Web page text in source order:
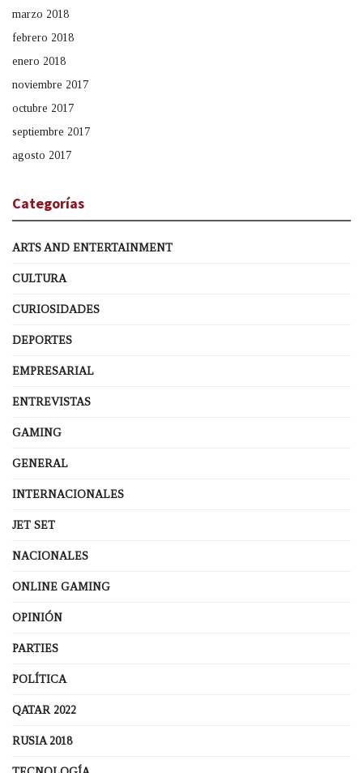
marzo 2018
febrero 2018
enero 2018
noviembre 2017
octubre 2017
septiembre 2017
agosto 2017
Categorías
ARTS AND ENTERTAINMENT
CULTURA
CURIOSIDADES
DEPORTES
EMPRESARIAL
ENTREVISTAS
GAMING
GENERAL
INTERNACIONALES
JET SET
NACIONALES
ONLINE GAMING
OPINIÓN
PARTIES
POLÍTICA
QATAR 2022
RUSIA 2018